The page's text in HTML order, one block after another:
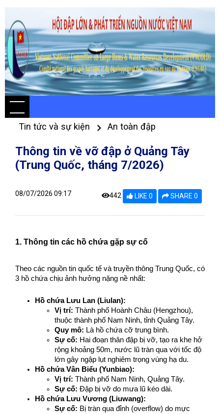
Tin tức và sự kiện An toàn đập
Thông tin về vỡ đập ở Quảng Tây
(Trung Quốc, tháng 7/2026)
08/07/2026 09:17 442 LIKE 0 SHARE 0
1. Thông tin các hồ chứa gặp sự cố
Theo các nguồn tin quốc tế và truyền thông Trung Quốc, có
3 hồ chứa chịu ảnh hưởng nặng nề nhất:
Hồ chứa Lưu Lan (Liulan):
Vị trí: Thành phố Hoành Châu (Hengzhou),
thuộc thành phố Nam Ninh, tỉnh Quảng Tây.
Quy mô: Là hồ chứa cỡ trung bình.
Sự cố: Hai đoạn thân đập bị vỡ, tạo ra khe hở
rộng khoảng 50m, nước lũ tràn qua với tốc độ
lớn gây ngập lụt nghiêm trọng vùng hạ du.
Hồ chứa Vân Biểu (Yunbiao):
Vị trí: Thành phố Nam Ninh, Quảng Tây.
Sự cố: Đập bị vỡ do mưa lũ kéo dài.
Hồ chứa Lưu Vương (Liuwang):
Sự cố: Bị tràn qua đỉnh (overflow) do mực